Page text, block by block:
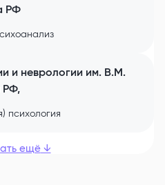
РФ
и неврологии им. В.М.
РФ,
психология
ещё↓